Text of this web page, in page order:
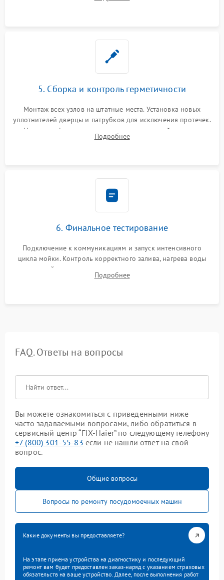
управления, восстановление поврежденной проводки.
5. Сборка и контроль герметичности
Монтаж всех узлов на штатные места. Установка новых
уплотнителей дверцы и патрубков для исключения протечек.
Надежная фиксация хомутов гидравлической системы,
сборка корпуса и установка датчика поплавка.
Подробнее
6. Финальное тестирование
Подключение к коммуникациям и запуск интенсивного
цикла мойки. Контроль корректного залива, нагрева воды
до нужной температуры, отсутствия посторонних шумов,
штатного слива и абсолютной сухости в поддоне.
Подробнее
FAQ. Ответы на вопросы
Вы можете ознакомиться с приведенными ниже
часто задаваемыми вопросами, либо обратиться в
сервисный центр “FIX-Haier” по следующему телефону
+7 (800) 301-55-83 если не нашли ответ на свой
вопрос.
Общие вопросы
Вопросы по ремонту посудомоечных машин
Какие документы вы предоставляете?
На этапе приема устройства на диагностику и последующий
ремонт вам будет предоставлен заказ-наряд с указанием страховых
обязательств на ваше устройство. Далее, после выполнения работ